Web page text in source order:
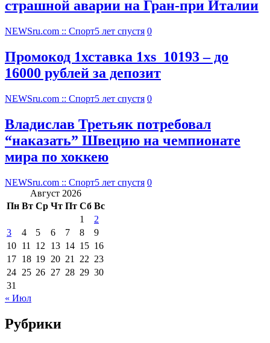
страшной аварии на Гран-при Италии
NEWSru.com :: Спорт5 лет спустя 0
Промокод 1хставка 1xs_10193 – до
16000 рублей за депозит
NEWSru.com :: Спорт5 лет спустя 0
Владислав Третьяк потребовал
“наказать” Швецию на чемпионате
мира по хоккею
NEWSru.com :: Спорт5 лет спустя 0
Август 2026
Пн Вт Ср Чт Пт Сб Вс
1
2
3
4 5 6 7 8
9
10 11 12 13 14 15 16
17 18 19 20 21 22 23
24 25 26 27 28 29 30
31
« Июл
Рубрики